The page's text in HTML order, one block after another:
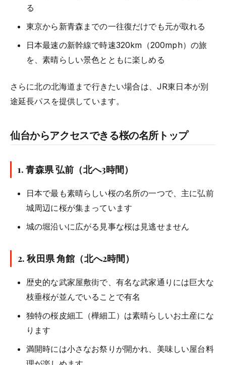
る
東京から新青森までの一往復だけでも元が取れる
日本最速の新幹線で時速320km（200mph）の旅
を、素晴らしい景色とともに楽しめる
さらに北の北海道まで行きたい場合は、JR東日本が別
途延長パスを提供しています。
仙台からアクセスできる桜の名所トップ
1.青森県 弘前 （北へ3時間）
日本で最も素晴らしい桜の名所の一つで、主に弘前
城周辺に桜が集まっています
城の堀沿いに広がる見事な桜は見逃せません
2.秋田県 角館 （北へ2時間）
歴史的な武家屋敷街で、有名な武家通りには巨大な
枝垂桜が並んでいることで有名
独特の桜皮細工（樺細工）は素晴らしいお土産にな
ります
満開時には小さなお祭りが開かれ、美味しい屋台料